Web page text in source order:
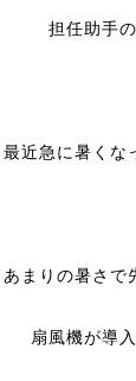
担任助手
最近急に暑くな
あまりの暑さで
扇風機が導